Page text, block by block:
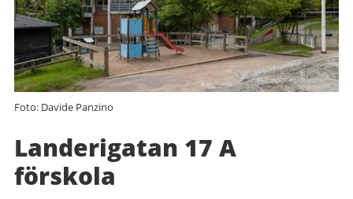
Foto: Davide Panzino
Landerigatan 17 A
förskola